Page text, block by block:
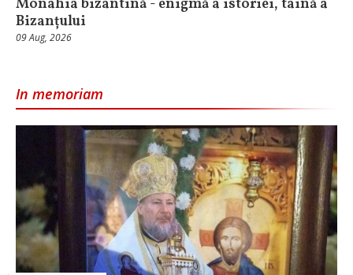
Monahia bizantină - enigmă a istoriei, taină a
Bizanțului
09 Aug, 2026
In memoriam